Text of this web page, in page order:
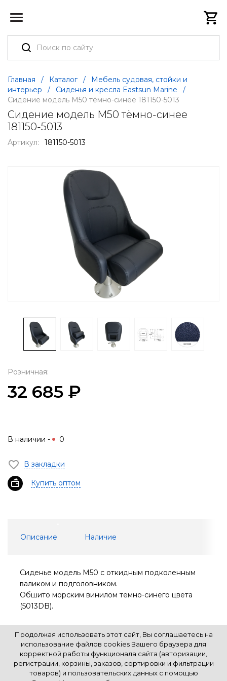
Главная / Каталог /
Мебель судовая, стойки и
интерьер
/ Сиденья и кресла Eastsun Marine
/
Сидение модель M50 тёмно-синее 181150-5013
Сидение модель M50 тёмно-синее
181150-5013
Артикул: 181150-5013
Розничная:
32 685 ₽
В наличии - 0
В закладки
Купить оптом
Описание Наличие
Сиденье модель M50 с откидным подколенным
валиком и подголовником.
Обшито морским винилом темно-синего цвета
(5013DB).
К началу страницы
Продолжая использовать этот сайт, Вы соглашаетесь на
использование файлов cookies Вашего браузера для
корректной работы функционала сайта (авторизации,
регистрации, корзины, заказов, сортировки и фильтрации
товаров) и пользовательских данных с помощью